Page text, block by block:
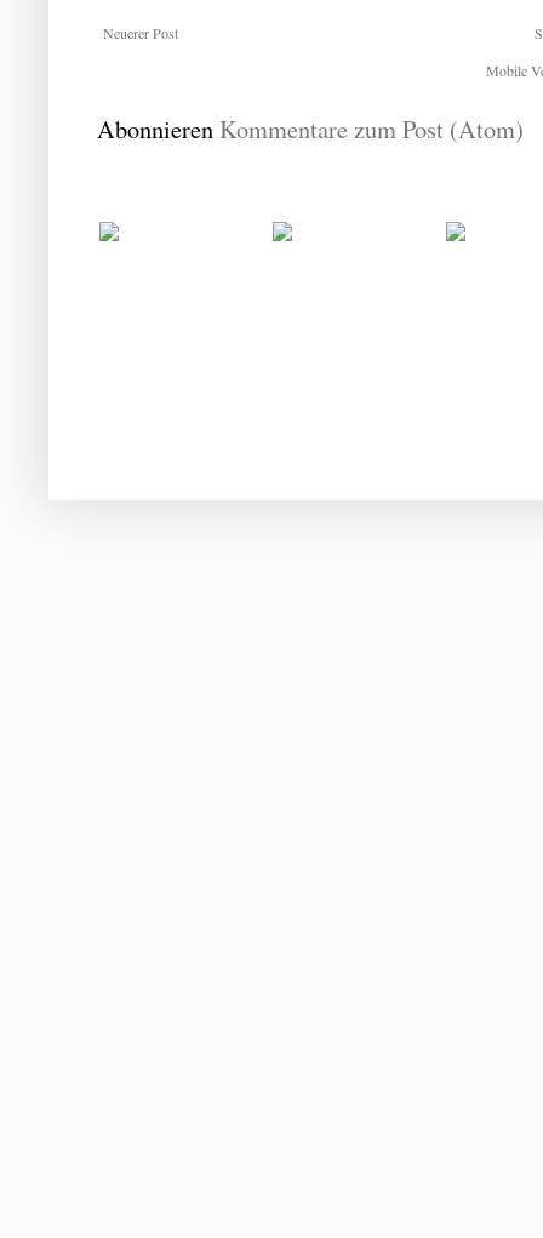
Neuerer Post
Mobile
Abonnieren Kommentare zum Post (Atom)